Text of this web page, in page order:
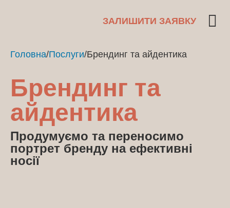
ЗАЛИШИТИ ЗАЯВКУ
Головна/Послуги/Брендинг та айдентика
Брендинг та
айдентика
Продумуємо та переносимо
портрет бренду на ефективні
носії